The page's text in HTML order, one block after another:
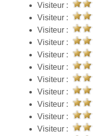
Visiteur :
Visiteur :
Visiteur :
Visiteur :
Visiteur :
Visiteur :
Visiteur :
Visiteur :
Visiteur :
Visiteur :
Visiteur :